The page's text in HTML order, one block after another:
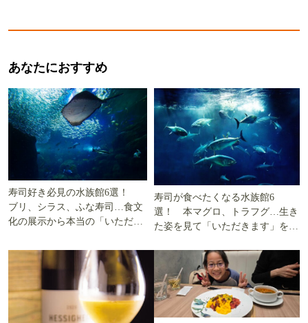
あなたにおすすめ
寿司好き必見の水族館6選！
ブリ、シラス、ふな寿司…食文
化の展示から本当の「いただき
寿司が食べたくなる水族館6
選！ 本マグロ、トラフグ…生き
た姿を見て「いただきます」を考